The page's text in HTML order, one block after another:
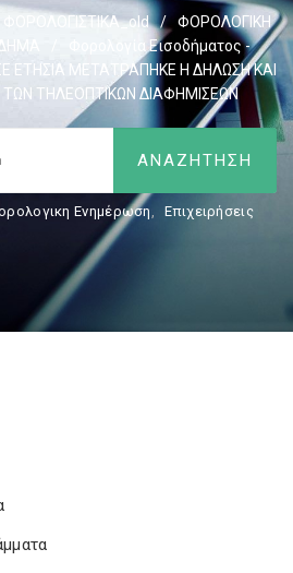
ΦΟΡΟΛΟΓΙΣΤΙΚΑ_old /
ΦΟΡΟΛΟΓΙΚΗ
Φορολογία Εισοδήματος -
ΕΤΗΣΙΑ ΜΕΤΑΤΡΑΠΗΚΕ Η ΔΗΛΩΣΗ ΚΑΙ
ΤΗΛΕΟΠΤΙΚΩΝ ΔΙΑΦΗΜΙΣΕΩΝ
Ενημέρωση, Επιχειρήσεις